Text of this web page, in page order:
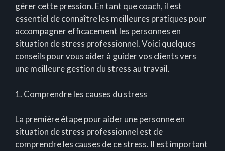
gérer cette pression. En tant que coach, il est
essentiel de connaître les meilleures pratiques pour
accompagner efficacement les personnes en
situation de stress professionnel. Voici quelques
conseils pour vous aider à guider vos clients vers
une meilleure gestion du stress au travail.
1. Comprendre les causes du stress
La première étape pour aider une personne en
situation de stress professionnel est de
comprendre les causes de ce stress. Il est important